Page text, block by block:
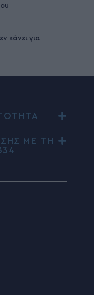
κάνει για
ΜΕ ΤΗ